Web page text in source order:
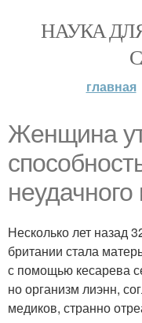
НАУКА
главная
Женщина
Несколько лет назад
британии стала
с помощью кесарева
но организм лиэнн,
медиков, странно